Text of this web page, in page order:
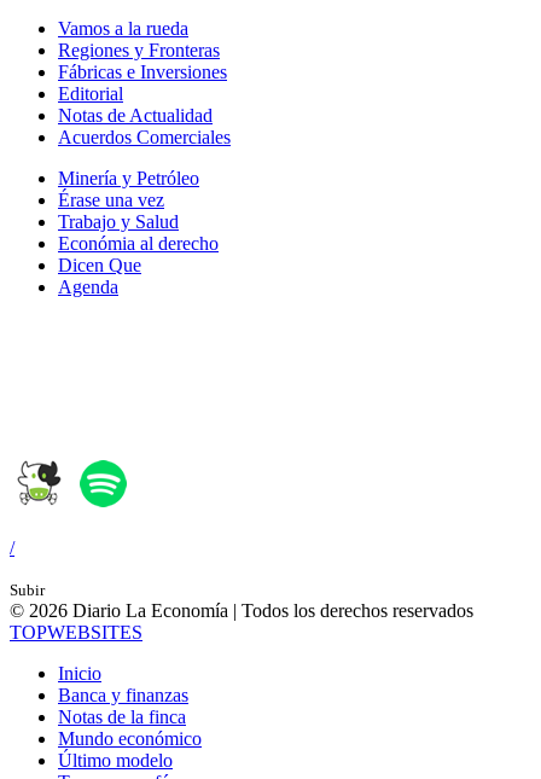
Vamos a la rueda
Regiones y Fronteras
Fábricas e Inversiones
Editorial
Notas de Actualidad
Acuerdos Comerciales
Minería y Petróleo
Érase una vez
Trabajo y Salud
Económia al derecho
Dicen Que
Agenda
/
Subir
© 2026 Diario La Economía | Todos los derechos reservados
TOPWEBSITES
Inicio
Banca y finanzas
Notas de la finca
Mundo económico
Último modelo